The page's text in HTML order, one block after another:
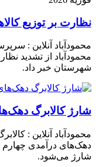
نظارت بر توزیع
محمودآباد آنلاین :
محمودآباد از تشدید
شهرستان خبر داد.
شارژ کالابرگ دهک‌های
محمودآباد آنلاین :
شارژ می‌شود.